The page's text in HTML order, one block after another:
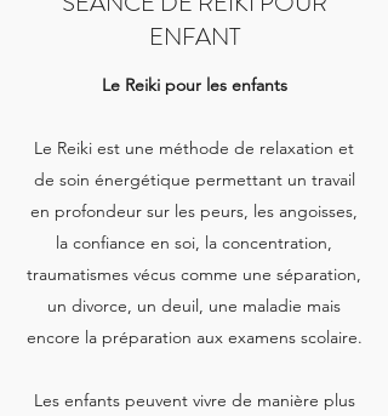
ENFANT
Le Reiki pour les enfants
Le Reiki est une méthode de relaxation et
de soin énergétique permettant un travail
en profondeur sur les peurs, les angoisses,
la confiance en soi, la concentration,
traumatismes vécus comme une séparation,
un divorce, un deuil, une maladie mais
encore la préparation aux examens scolaire.
Les enfants peuvent vivre de manière plus